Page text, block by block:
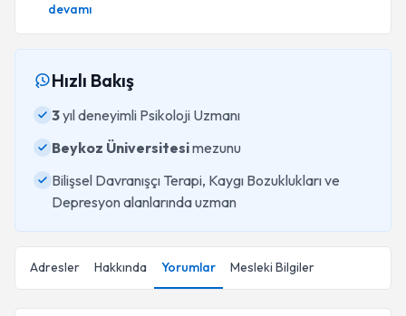
devamı
Hızlı Bakış
3yıl deneyimli Psikoloji Uzmanı
Beykoz Üniversitesimezunu
Bilişsel Davranışçı Terapi, Kaygı Bozuklukları ve
Depresyon alanlarında uzman
Adresler Hakkında Yorumlar Mesleki Bilgiler